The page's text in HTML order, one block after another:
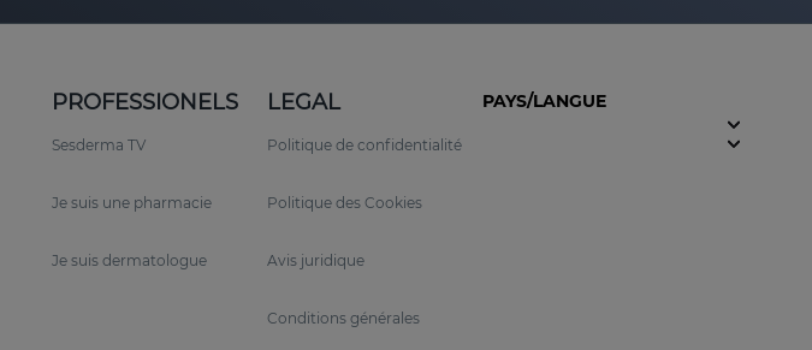
PROFESSIONELS
Sesderma TV
Je suis une pharmacie
Je suis dermatologue
LEGAL
Politique de confidentialité
Politique des Cookies
Avis juridique
Conditions générales
PAYS/LANGUE